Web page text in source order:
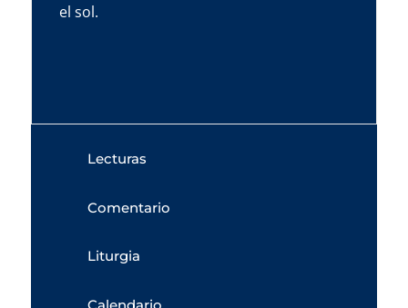
el sol.
Lecturas
Comentario
Liturgia
Calendario